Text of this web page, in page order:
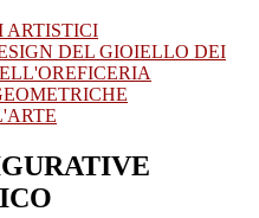
ARTISTICI
DEL GIOIELLO DEI